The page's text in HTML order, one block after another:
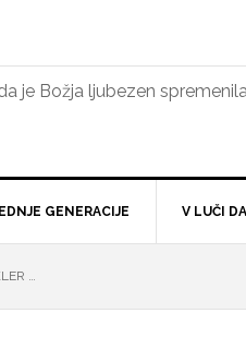
je Božja ljubezen
GENERACIJE V LUČI
…